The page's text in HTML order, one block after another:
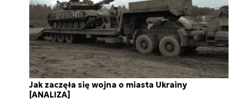
Jak zaczęła się wojna o miasta Ukrainy
[ANALIZA]